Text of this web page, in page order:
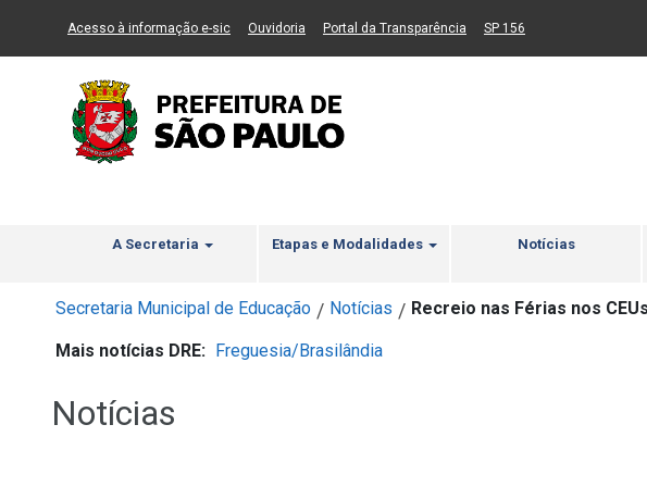
Ir ao Conteúdo Ir para menu principal 2 Ir para busca Ir para rodapé
Acesso à informação e-sic(Link para um novo sítio)
Ouvidoria (Link para um novo sítio)
Portal da Transparência (Link para um novo sítio)
SP 156
A Secretaria Etapas e Modalidades Notícias
Secretaria Municipal de Educação / Notícias / Recreio nas Férias nos
Mais notícias DRE: Freguesia/Brasilândia
Notícias